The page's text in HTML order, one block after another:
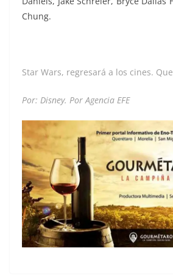
Chung.
Star Wars, regresará a los cines.
Por: Disney. Por Agencia EFE